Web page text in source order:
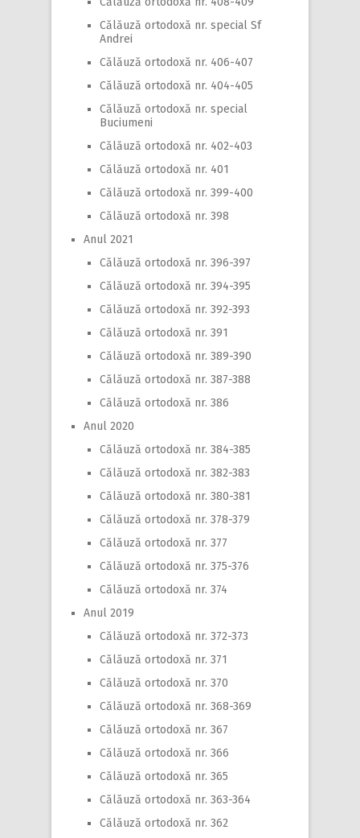
Călăuză ortodoxă nr. special Sf
Andrei
Călăuză ortodoxă nr. 406-407
Călăuză ortodoxă nr. 404-405
Călăuză ortodoxă nr. special
Buciumeni
Călăuză ortodoxă nr. 402-403
Călăuză ortodoxă nr. 401
Călăuză ortodoxă nr. 399-400
Călăuză ortodoxă nr. 398
Anul 2021
Călăuză ortodoxă nr. 396-397
Călăuză ortodoxă nr. 394-395
Călăuză ortodoxă nr. 392-393
Călăuză ortodoxă nr. 391
Călăuză ortodoxă nr. 389-390
Călăuză ortodoxă nr. 387-388
Călăuză ortodoxă nr. 386
Anul 2020
Călăuză ortodoxă nr. 384-385
Călăuză ortodoxă nr. 382-383
Călăuză ortodoxă nr. 380-381
Călăuză ortodoxă nr. 378-379
Călăuză ortodoxă nr. 377
Călăuză ortodoxă nr. 375-376
Călăuză ortodoxă nr. 374
Anul 2019
Călăuză ortodoxă nr. 372-373
Călăuză ortodoxă nr. 371
Călăuză ortodoxă nr. 370
Călăuză ortodoxă nr. 368-369
Călăuză ortodoxă nr. 367
Călăuză ortodoxă nr. 366
Călăuză ortodoxă nr. 365
Călăuză ortodoxă nr. 363-364
Călăuză ortodoxă nr. 362